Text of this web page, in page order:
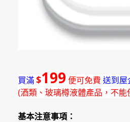
買滿$199 便可免費 送到屋
(酒類、玻璃樽液體產品，不
基本注意事項：